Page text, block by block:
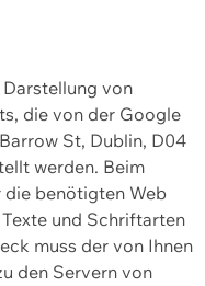
von
die von der Google
St, Dublin, D04
werden. Beim
benötigten Web
und Schriftarten
muss der von Ihnen
den Servern von